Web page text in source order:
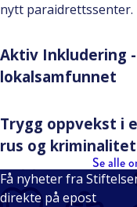
nytt paraidrettssenter.
Aktiv Inkludering
lokalsamfunnet
Trygg oppvekst i
rus og
Se alle
Få nyheter fra
direkte på epost